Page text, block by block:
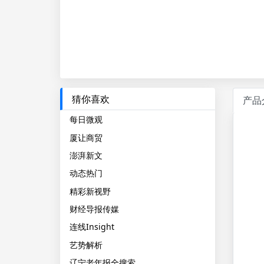
猜你喜欢
每日微观
厦让商贸
澎湃新文
动态热门
精彩新视野
财经导报传媒
连线Insight
艺势解析
产